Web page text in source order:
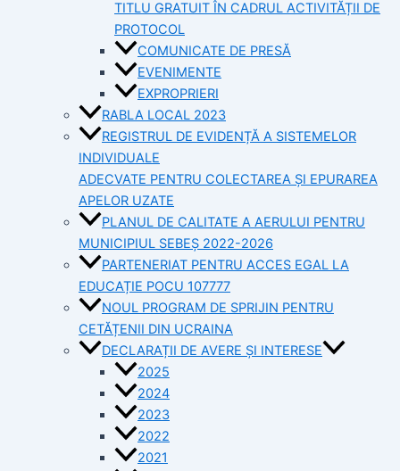
TITLU GRATUIT ÎN CADRUL ACTIVITĂȚII DE
PROTOCOL
COMUNICATE DE PRESĂ
EVENIMENTE
EXPROPRIERI
RABLA LOCAL 2023
REGISTRUL DE EVIDENȚĂ A SISTEMELOR
INDIVIDUALE
ADECVATE PENTRU COLECTAREA ȘI EPURAREA
APELOR UZATE
PLANUL DE CALITATE A AERULUI PENTRU
MUNICIPIUL SEBEȘ 2022-2026
PARTENERIAT PENTRU ACCES EGAL LA
EDUCAȚIE POCU 107777
NOUL PROGRAM DE SPRIJIN PENTRU
CETĂȚENII DIN UCRAINA
DECLARAȚII DE AVERE ȘI INTERESE
2025
2024
2023
2022
2021